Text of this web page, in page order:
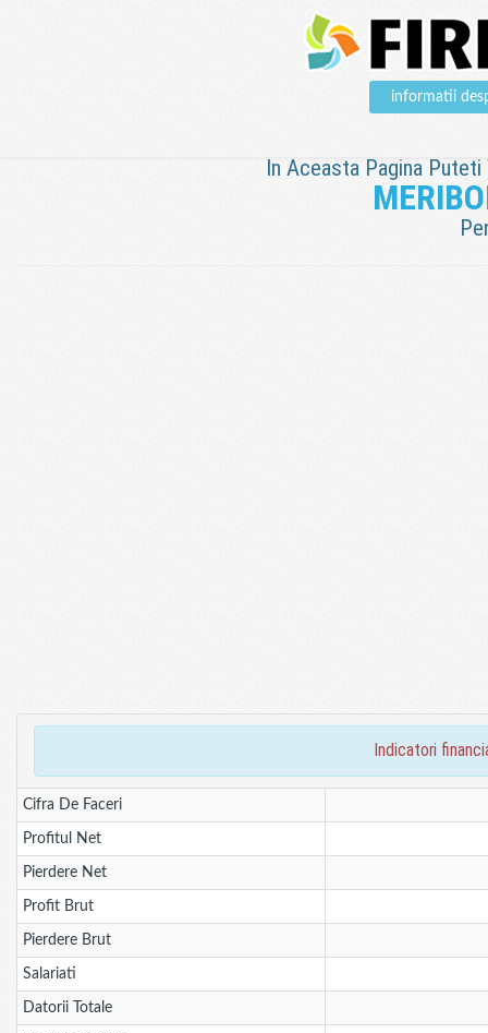
informatii
In Aceasta Pagina
indicatori
Cifra De Faceri
Profitul Net
Pierdere Net
Profit Brut
Pierdere Brut
Salariati
Datorii Totale